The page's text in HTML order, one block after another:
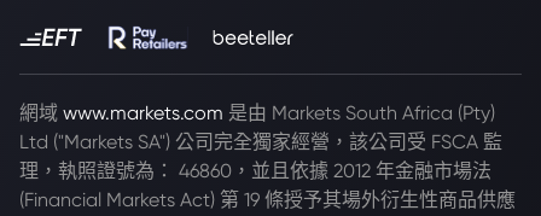
網域 www.markets.com 是由 Markets South Africa (Pty)
Ltd ("Markets SA") 公司完全獨家經營，該公司受 FSCA 監
理，執照證號為： 46860，並且依據 2012 年金融市場法
(Financial Markets Act) 第 19 條授予其場外衍生性商品供應